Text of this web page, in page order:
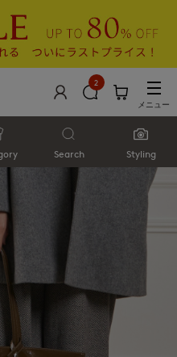
2
メニュー
Search Styling